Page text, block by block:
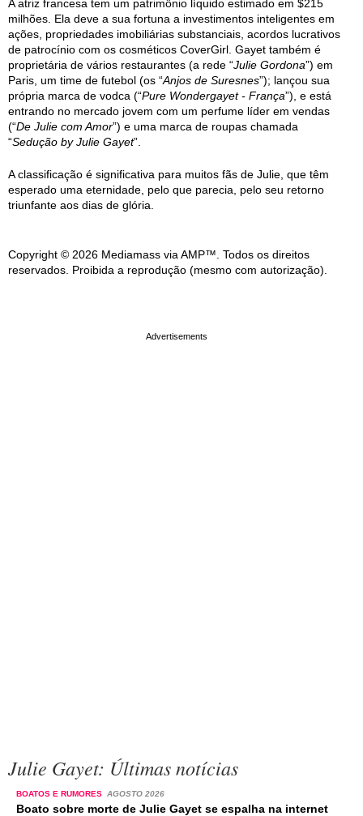
A atriz francesa tem um patrimônio líquido estimado em $215
milhões. Ela deve a sua fortuna a investimentos inteligentes em
ações, propriedades imobiliárias substanciais, acordos lucrativos
de patrocínio com os cosméticos CoverGirl. Gayet também é
proprietária de vários restaurantes (a rede “Julie Gordona”) em
Paris, um time de futebol (os “Anjos de Suresnes”); lançou sua
própria marca de vodca (“Pure Wondergayet - França”), e está
entrando no mercado jovem com um perfume líder em vendas
(“De Julie com Amor”) e uma marca de roupas chamada
“Sedução by Julie Gayet”.
A classificação é significativa para muitos fãs de Julie, que têm
esperado uma eternidade, pelo que parecia, pelo seu retorno
triunfante aos dias de glória.
Copyright © 2026 Mediamass via AMP™. Todos os direitos
reservados. Proibida a reprodução (mesmo com autorização).
Julie Gayet: Últimas notícias
BOATOS E RUMORES AGOSTO 2026
Boato sobre morte de Julie Gayet se espalha na internet